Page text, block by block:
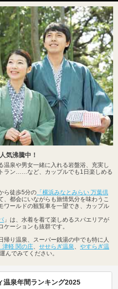
気沸騰中！
温泉や男女一緒に入れる岩盤浴、充実し
ラン……など、カップルでも1日楽しめる
ら徒歩5分の 「横浜みなとみらい 万葉倶
、都会にいながらも旅情気分を味わうこ
ワールドの観覧車を一望でき、カップル
」は、水着を着て楽しめるスパエリアが
ーションも抜群です。
帰り温泉、スーパー銭湯の中でも特に人
津軽 関の庄、 せせらぎ温泉、 やすらぎ温
んでみてください。
温泉年間ランキング2025